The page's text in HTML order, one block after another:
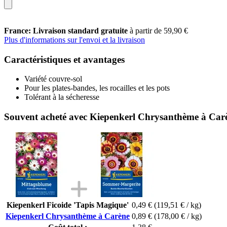
France: Livraison standard gratuite à partir de 59,90 €
Plus d'informations sur l'envoi et la livraison
Caractéristiques et avantages
Variété couvre-sol
Pour les plates-bandes, les rocailles et les pots
Tolérant à la sécheresse
Souvent acheté avec Kiepenkerl Chrysanthème à
Kiepenkerl Ficoide 'Tapis Magique' 0,49 € (119,51 € / kg)
Kiepenkerl Chrysanthème à Carène 0,89 € (178,00 € / kg)